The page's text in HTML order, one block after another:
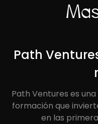
Path
Path Ventures es
formación que
en las